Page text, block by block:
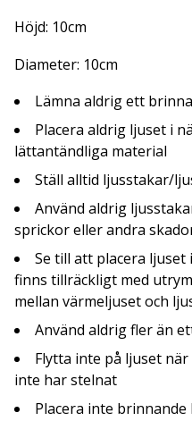
Höjd: 10cm
Diameter: 10cm
Lämna aldrig ett
Placera aldrig ljuset i
lättantändliga material
Ställ alltid ljusstakar/
Använd aldrig
sprickor eller andra
Se till att placera
finns tillräckligt med
mellan värmeljuset och
Använd aldrig fler än
Flytta inte på ljuset
inte har stelnat
Placera inte